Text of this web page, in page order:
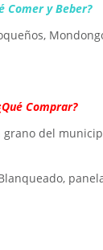
Comer y Beber?
Comprar?
grano del